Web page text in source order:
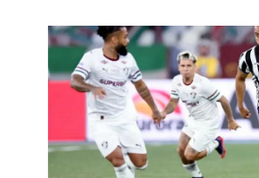
Post